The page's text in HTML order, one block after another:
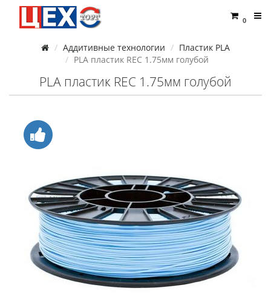
0
Аддитивные технологии
Пластик PLA
PLA пластик REC 1.75мм голубой
PLA пластик REC 1.75мм голубой